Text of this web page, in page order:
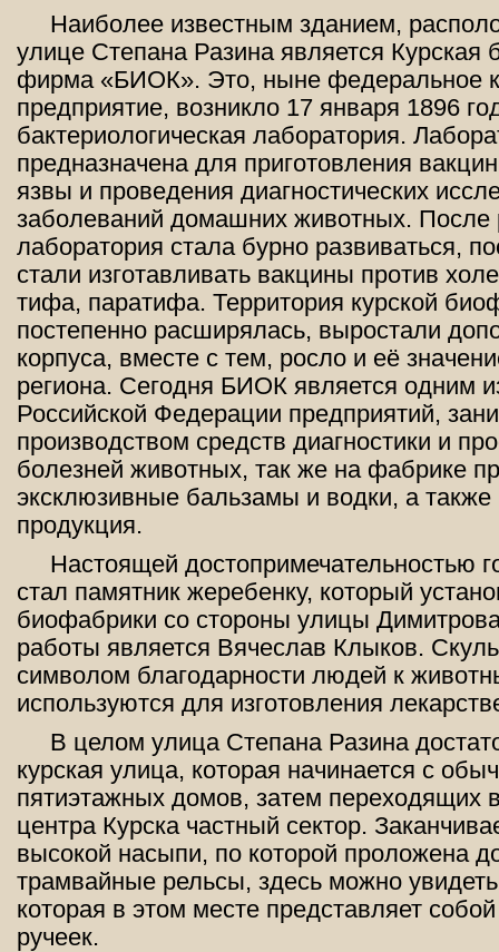
Наиболее известным зданием,
улице Степана Разина является Курская
фирма «БИОК». Это, ныне федеральное
предприятие, возникло 17 января 1896
бактериологическая лаборатория.
предназначена для приготовления
язвы и проведения диагностических
заболеваний домашних животных.
лаборатория стала бурно развиваться,
стали изготавливать вакцины против
тифа, паратифа. Территория курской
постепенно расширялась, выростали
корпуса, вместе с тем, росло и её
региона. Сегодня БИОК является одним
Российской Федерации предприятий,
производством средств диагностики и
болезней животных, так же на фабрике
эксклюзивные бальзамы и водки, а также
продукция.
Настоящей достопримечательностью
стал памятник жеребенку, который
биофабрики со стороны улицы
работы является Вячеслав Клыков.
символом благодарности людей к
используются для изготовления
В целом улица Степана Разина
курская улица, которая начинается с
пятиэтажных домов, затем переходящих
центра Курска частный сектор.
высокой насыпи, по которой проложена
трамвайные рельсы, здесь можно
которая в этом месте представляет
ручеек.